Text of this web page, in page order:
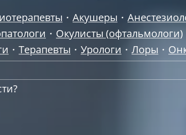
Акушеры
Окулисты (офтальмологи)
Терапевты Урологи Лоры